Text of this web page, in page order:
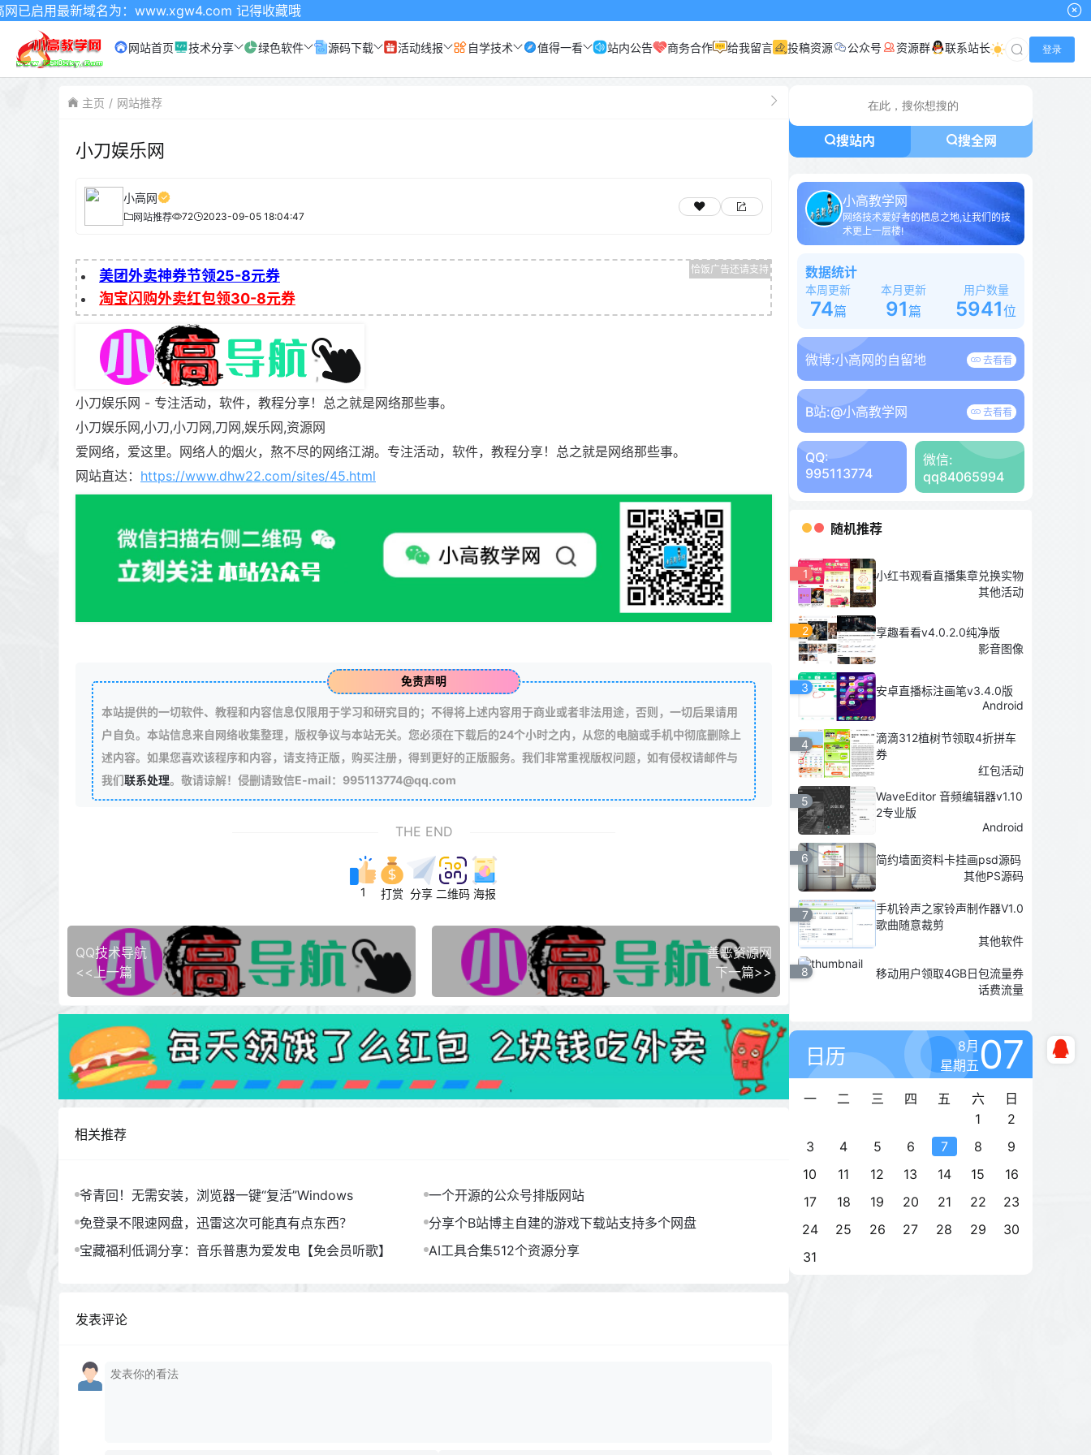
新域名为：www.xgw4.com 记得收藏哦
网站首页 技术分享 绿色软件 源码下载 活动线报 自学技术 值得一看 站内公告 商务合作 给我留言 投稿资源 公众号 资源群 联系站长 登录
主页 网站推荐
小刀娱乐网
小高网
网站推荐 72 2023-09-05 18:04:47
美团外卖神券节领25-8元券
淘宝闪购外卖红包领30-8元券
小刀娱乐网 - 专注活动，软件，教程分享！总之就是网络那些事。
小刀娱乐网,小刀,小刀网,刀网,娱乐网,资源网
爱网络，爱这里。网络人的烟火，熬不尽的网络江湖。专注活动，软件，教程分享！总之就是网络那些事。
网站直达： https://www.dhw22.com/sites/45.html
免责声明
本站提供的一切软件、教程和内容信息仅限用于学习和研究目的；不得将上述内容用于商业或者非法用途，否则，一切后果请用
户自负。本站信息来自网络收集整理，版权争议与本站无关。您必须在下载后的24个小时之内，从您的电脑或手机中彻底删除上
述内容。如果您喜欢该程序和内容，请支持正版，购买注册，得到更好的正版服务。我们非常重视版权问题，如有侵权请邮件与
我们联系处理。敬请谅解！侵删请致信E-mail：995113774@qq.com
THE END
1 打赏 分享 二维码 海报
QQ技术导航
<<上一篇
善恶资源网
下一篇>>
相关推荐
爷青回！无需安装，浏览器一键“复活”Windows
一个开源的公众号排版网站
免登录不限速网盘，迅雷这次可能真有点东西？
分享个B站博主自建的游戏下载站支持多个网盘
宝藏福利低调分享：音乐普惠为爱发电【免会员听歌】
AI工具合集512个资源分享
发表评论
搜站内 搜全网
小高教学网
网络技术爱好者的栖息之地,让我们的技
术更上一层楼!
数据统计
本周更新
74篇
本月更新
91篇
用户数量
5941位
微博:小高网的自留地 去看看
B站:@小高教学网 去看看
QQ:
995113774
微信:
qq84065994
随机推荐
1
小红书观看直播集章兑换实物
其他活动
2
享趣看看v4.0.2.0纯净版
影音图像
3
安卓直播标注画笔v3.4.0版
Android
4
滴滴312植树节领取4折拼车
券
红包活动
5
WaveEditor 音频编辑器v1.10
2专业版
Android
6
简约墙面资料卡挂画psd源码
其他PS源码
7
手机铃声之家铃声制作器V1.0
歌曲随意裁剪
其他软件
8
移动用户领取4GB日包流量券
话费流量
日历
8月
星期五 07
一 二 三 四 五 六
日
1
2
3
4 5 6 7 8
9
10
11 12 13 14 15
16
17
18 19 20 21 22
23
24
25 26 27 28 29
30
31